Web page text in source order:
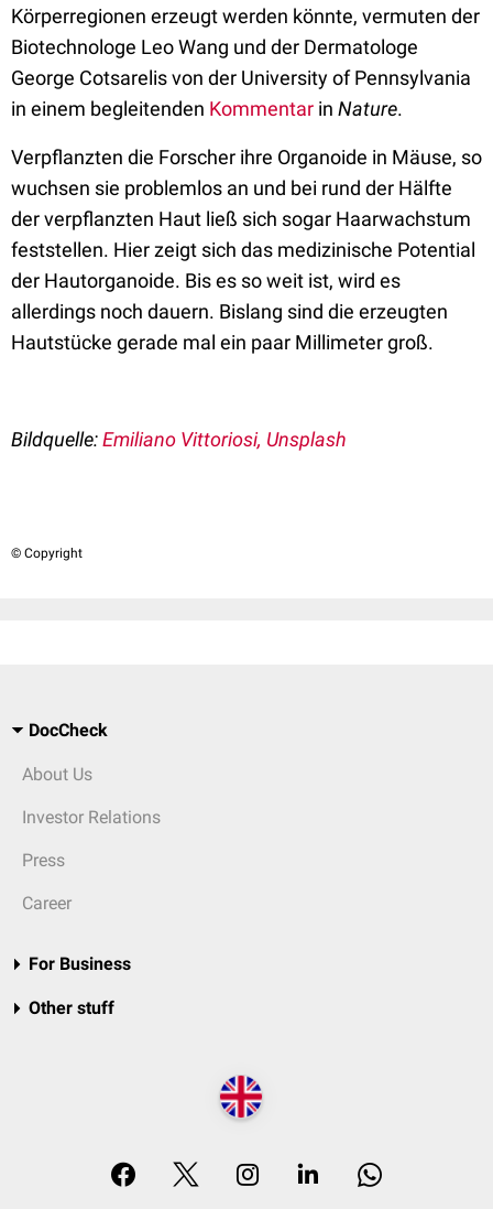
Körperregionen erzeugt werden könnte, vermuten der
Biotechnologe Leo Wang und der Dermatologe
George Cotsarelis von der University of Pennsylvania
in einem begleitenden Kommentar in Nature.
Verpflanzten die Forscher ihre Organoide in Mäuse, so
wuchsen sie problemlos an und bei rund der Hälfte
der verpflanzten Haut ließ sich sogar Haarwachstum
feststellen. Hier zeigt sich das medizinische Potential
der Hautorganoide. Bis es so weit ist, wird es
allerdings noch dauern. Bislang sind die erzeugten
Hautstücke gerade mal ein paar Millimeter groß.
Bildquelle:Emiliano Vittoriosi, Unsplash
© Copyright
DocCheck
About Us
Investor Relations
Press
Career
For Business
Other stuff